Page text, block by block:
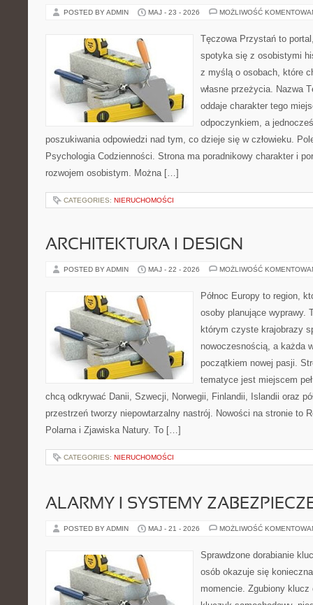
POSTED BY ADMIN MAJ - 23 - 2026 MOŻLIWOŚĆ
Tęczowa Przystań to
spotyka się z osobistymi
z myślą o osobach, które
własne przeżycia. Nazwa
oddaje charakter tego
odpoczynkiem, a
poszukiwania odpowiedzi nad tym, co dzieje się w człowieku.
Psychologia Codzienności. Strona ma poradnikowy charakter i
rozwojem osobistym. Można […]
CATEGORIES: NIERUCHOMOŚCI
ARCHITEKTURA I DESIGN
POSTED BY ADMIN MAJ - 22 - 2026 MOŻLIWOŚĆ
Północ Europy to region,
osoby planujące wyprawy.
którym czyste krajobrazy
nowoczesnością, a każda
początkiem nowej pasji.
tematyce jest miejscem
chcą odkrywać Danii, Szwecji, Norwegii, Finlandii, Islandii oraz
przestrzeń tworzy niepowtarzalny nastrój. Nowości na stronie to
Polarna i Zjawiska Natury. To […]
CATEGORIES: NIERUCHOMOŚCI
ALARMY I SYSTEMY
POSTED BY ADMIN MAJ - 21 - 2026 MOŻLIWOŚĆ
Sprawdzone dorabianie
osób okazuje się
momencie. Zgubiony